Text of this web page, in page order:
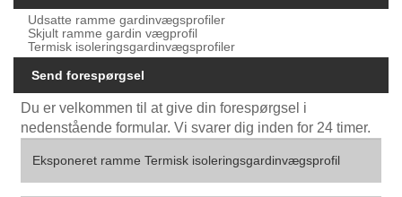
Udsatte ramme gardinvægsprofiler
Skjult ramme gardin vægprofil
Termisk isoleringsgardinvægsprofiler
Send forespørgsel
Du er velkommen til at give din forespørgsel i
nedenstående formular. Vi svarer dig inden for 24 timer.